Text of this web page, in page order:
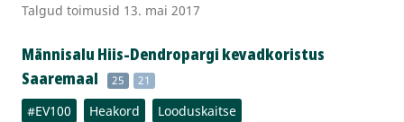
Talgud toimusid 13. mai 2017
Männisalu Hiis-Dendropargi kevadkoristus
Saaremaal
25 21
#EV100 Heakord
Looduskaitse